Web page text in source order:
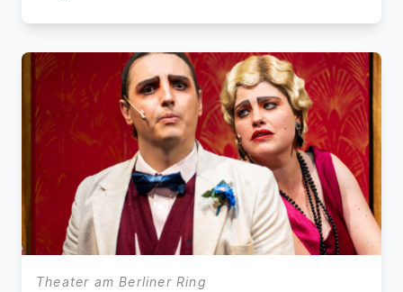
Theater am Berliner Ring